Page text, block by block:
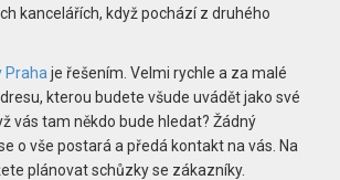
kancelářích, když pochází z druhého
Praha je řešením. Velmi rychle a za malé
kterou budete všude uvádět jako své
vás tam někdo bude hledat? Žádný
o vše postará a předá kontakt na vás. Na
plánovat schůzky se zákazníky.